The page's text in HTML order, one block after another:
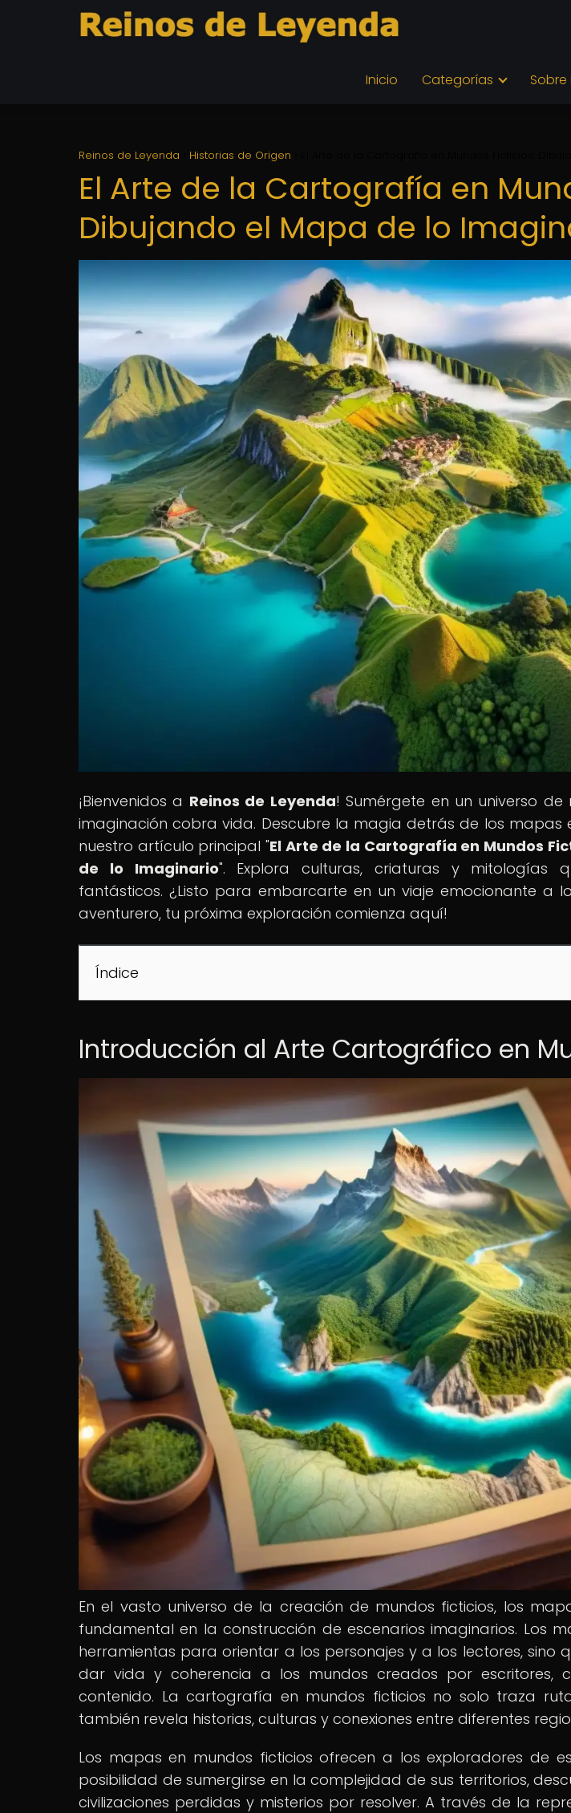
Inicio Categorías
Reinos de Leyenda Historias de Origen
El Arte de la Cartografía en
Dibujando el Mapa de lo
¡Bienvenidos a Reinos de Leyenda! Sumérgete en un universo
imaginación cobra vida. Descubre la magia detrás de los mapas
nuestro artículo principal "El Arte de la Cartografía en Mundos
de lo Imaginario". Explora culturas, criaturas y mitologías
fantásticos. ¿Listo para embarcarte en un viaje emocionante a
aventurero, tu próxima exploración comienza aquí!
Índice
Introducción al Arte Cartográfico en
En el vasto universo de la creación de mundos ficticios, los
fundamental en la construcción de escenarios imaginarios. Los
herramientas para orientar a los personajes y a los lectores, sino
dar vida y coherencia a los mundos creados por escritores,
contenido. La cartografía en mundos ficticios no solo traza
también revela historias, culturas y conexiones entre diferentes
Los mapas en mundos ficticios ofrecen a los exploradores de
posibilidad de sumergirse en la complejidad de sus territorios,
civilizaciones perdidas y misterios por resolver. A través de la